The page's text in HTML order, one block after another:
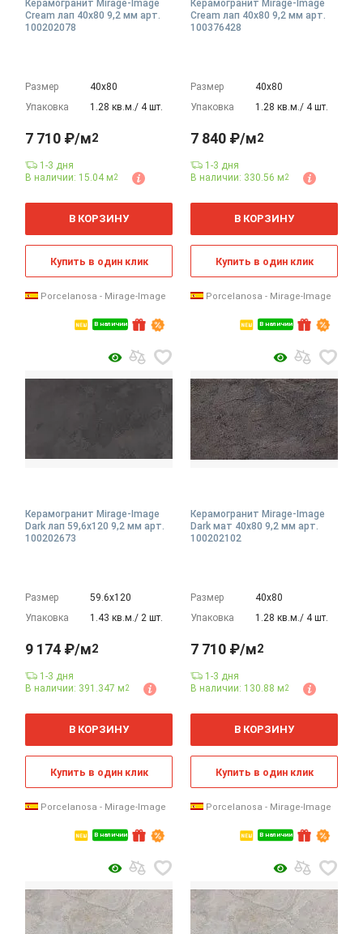
Керамогранит Mirage-Image
Cream лап 40x80 9,2 мм арт.
100202078
Размер
40х80
Упаковка
1.28 кв.м./ 4 шт.
В наличии
7 710 ₽/м2
1-3 дня
В наличии: 15.04 м2
м
В КОРЗИНУ
Купить в один клик
Porcelanosa - Mirage-Image
Керамогранит Mirage-Image
Cream лап 40x80 9,2 мм арт.
100376428
Размер
40х80
Упаковка
1.28 кв.м./ 4 шт.
В наличии
7 840 ₽/м2
1-3 дня
В наличии: 330.56 м2
м
В КОРЗИНУ
Купить в один клик
Porcelanosa - Mirage-Image
Керамогранит Mirage-Image
Dark лап 59,6x120 9,2 мм арт.
100202673
Размер
59.6х120
Упаковка
1.43 кв.м./ 2 шт.
В наличии
9 174 ₽/м2
1-3 дня
В наличии: 391.347 м2
м
В КОРЗИНУ
Купить в один клик
Porcelanosa - Mirage-Image
Керамогранит Mirage-Image
Dark мат 40x80 9,2 мм арт.
100202102
Размер
40х80
Упаковка
1.28 кв.м./ 4 шт.
В наличии
7 710 ₽/м2
1-3 дня
В наличии: 130.88 м2
м
В КОРЗИНУ
Купить в один клик
Porcelanosa - Mirage-Image